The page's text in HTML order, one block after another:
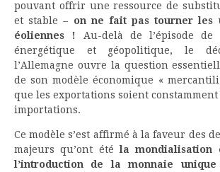
pouvant offrir une ressource de
et stable – on ne fait pas tourner les
éoliennes ! Au-delà de l’épisode
énergétique et géopolitique, le
l’Allemagne ouvre la question
de son modèle économique «
que les exportations soient
importations.
Ce modèle s’est affirmé à la faveur des
majeurs qu’ont étéla mondialisation
l’introduction de la monnaie